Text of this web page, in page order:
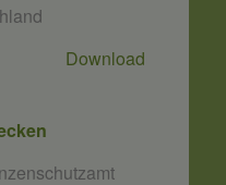
Download